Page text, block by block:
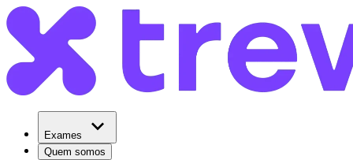
Exames
Quem somos